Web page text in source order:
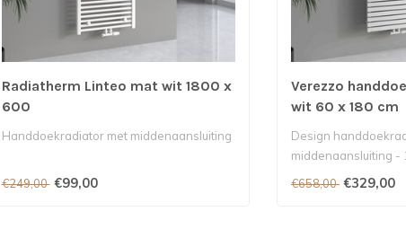
Radiatherm Linteo mat wit 1800 x
600
Handdoekradiator met middenaansluiting
€249,00 €99,00
Verezzo
wit 60 x 180 cm
Design
middenaansluiting -
Kleur mat wit 18..
€658,00 €329,00